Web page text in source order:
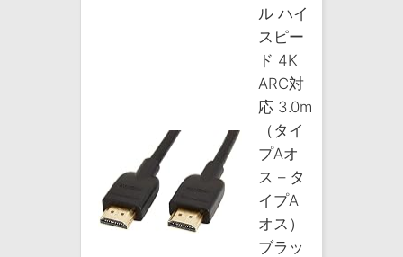
ル ハイ
スピー
ド 4K
ARC対
応 3.0m
（タイ
プAオ
ス – タ
イプA
オス）
ブラッ